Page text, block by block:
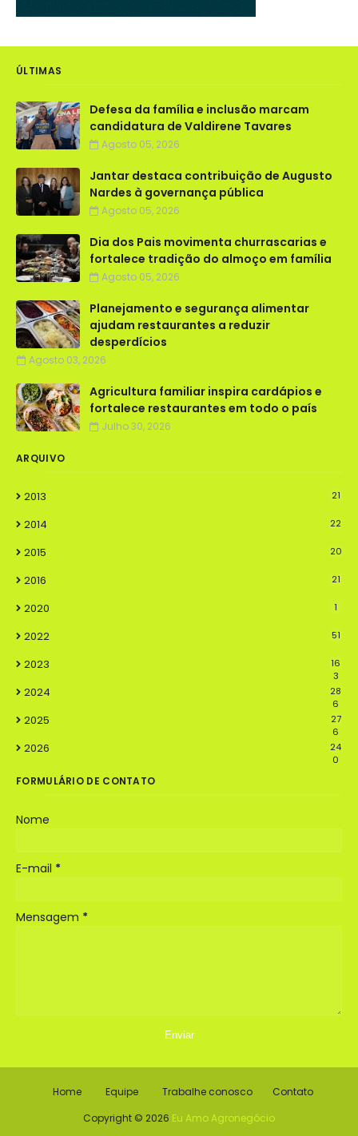
ÚLTIMAS
Defesa da família e inclusão marcam
candidatura de Valdirene Tavares
Agosto 05, 2026
Jantar destaca contribuição de Augusto
Nardes à governança pública
Agosto 05, 2026
Dia dos Pais movimenta churrascarias e
fortalece tradição do almoço em família
Agosto 05, 2026
Planejamento e segurança alimentar
ajudam restaurantes a reduzir
desperdícios
Agosto 03, 2026
Agricultura familiar inspira cardápios e
fortalece restaurantes em todo o país
Julho 30, 2026
ARQUIVO
2013 21
2014 22
2015 20
2016 21
2020 1
2022 51
2023
16
3
2024
28
6
2025
27
6
2026
24
0
FORMULÁRIO DE CONTATO
Nome
E-mail *
Mensagem *
Home Equipe Trabalhe conosco
Contato
Copyright © 2026 Eu Amo Agronegócio